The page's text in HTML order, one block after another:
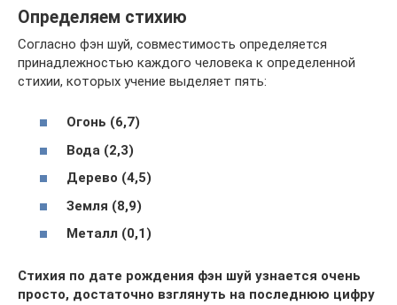
Определяем стихию
Согласно фэн шуй, совместимость определяется
принадлежностью каждого человека к определенной
стихии, которых учение выделяет пять:
Огонь (6,7)
Вода (2,3)
Дерево (4,5)
Земля (8,9)
Металл (0,1)
Стихия по дате рождения фэн шуй узнается очень
просто, достаточно взглянуть на последнюю цифру